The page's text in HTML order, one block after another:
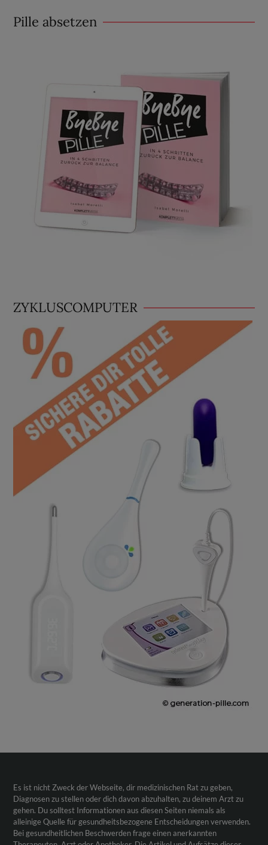
Pille absetzen
ZYKLUSCOMPUTER
Es ist nicht Zweck der Webseite, dir medizinischen Rat zu geben,
Diagnosen zu stellen oder dich davon abzuhalten, zu deinem Arzt zu
gehen. Du solltest Informationen aus diesen Seiten niemals als
alleinige Quelle für gesundheitsbezogene Entscheidungen verwenden.
Bei gesundheitlichen Beschwerden frage einen anerkannten